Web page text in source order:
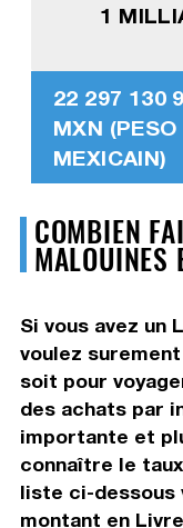
1
22 297 130
MXN (PESO
MEXICAIN)
COMBIEN
MALOUINES
Si vous avez un
voulez
soit pour
des achats par
importante et
connaître le
liste ci-dessous
montant en